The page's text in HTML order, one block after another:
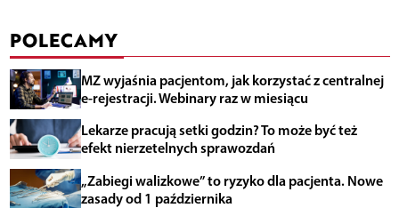
POLECAMY
MZ wyjaśnia pacjentom, jak korzystać z centralnej
e-rejestracji. Webinary raz w miesiącu
Lekarze pracują setki godzin? To może być też
efekt nierzetelnych sprawozdań
„Zabiegi walizkowe” to ryzyko dla pacjenta. Nowe
zasady od 1 października